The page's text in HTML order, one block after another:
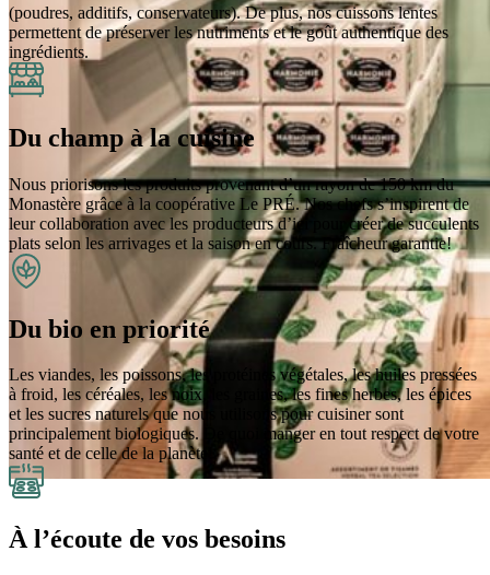
(poudres, additifs, conservateurs). De plus, nos cuissons lentes
permettent de préserver les nutriments et le goût authentique des
ingrédients.
Du champ à la cuisine
Nous priorisons les produits provenant d’un rayon de 150 km du
Monastère grâce à la coopérative Le PRÉ. Nos chefs s’inspirent de
leur collaboration avec les producteurs d’ici pour créer de succulents
plats selon les arrivages et la saison en cours. Fraîcheur garantie!
Du bio en priorité
Les viandes, les poissons, les protéines végétales, les huiles pressées
à froid, les céréales, les noix, les graines, les fines herbes, les épices
et les sucres naturels que nous utilisons pour cuisiner sont
principalement biologiques. De quoi manger en tout respect de votre
santé et de celle de la planète!
À l’écoute de vos besoins